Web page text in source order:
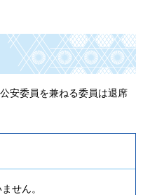
安委員を兼ねる委員は退席
せん。